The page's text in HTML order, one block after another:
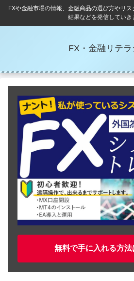
FXや金融市場の情報、金融商品の選び方やリ
結果などを発信していき
FX・金融リテラ
無料で手に入れる方法